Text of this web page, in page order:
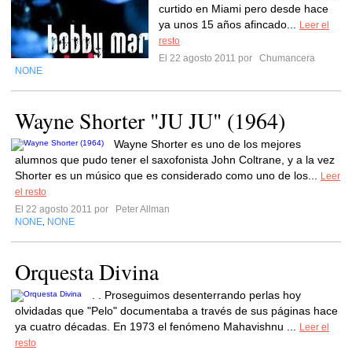
curtido en Miami pero desde hace
ya unos 15 años afincado...
Leer el
resto
El 22 agosto 2011 por
Chumancera
NONE
Wayne Shorter "JU JU" (1964)
Wayne Shorter es uno de los mejores
alumnos que pudo tener el saxofonista John Coltrane, y a la vez
Shorter es un músico que es considerado como uno de los...
Leer
el resto
El 22 agosto 2011 por
Peter Allman
NONE NONE
Orquesta Divina
. . Proseguimos desenterrando perlas hoy
olvidadas que "Pelo" documentaba a través de sus páginas hace
ya cuatro décadas. En 1973 el fenómeno Mahavishnu ...
Leer el
resto